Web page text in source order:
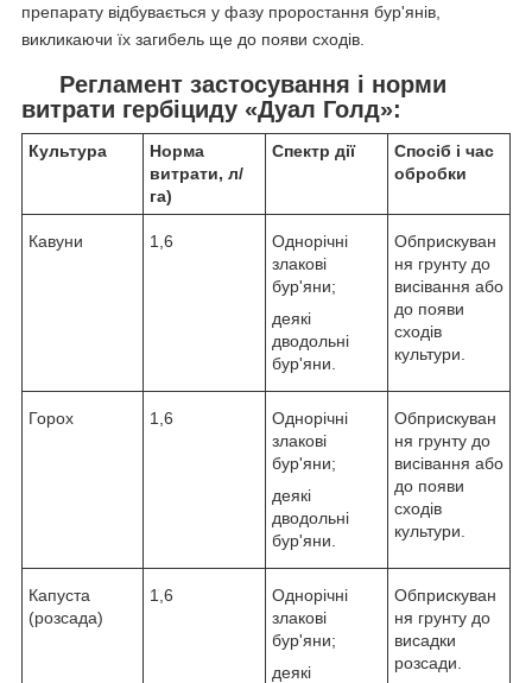
препарату відбувається у фазу проростання бур'янів,
викликаючи їх загибель ще до появи сходів.
Регламент застосування і норми
витрати гербіциду «Дуал Голд»:
Культура
Норма
витрати, л/
га)
Спектр дії
Спосіб і час
обробки
Кавуни 1,6
Однорічні
злакові
бур'яни;
деякі
дводольні
бур'яни.
Обприскуван
ня грунту до
висівання або
до появи
сходів
культури.
Горох 1,6
Однорічні
злакові
бур'яни;
деякі
дводольні
бур'яни.
Обприскуван
ня грунту до
висівання або
до появи
сходів
культури.
Капуста
(розсада)
1,6
Однорічні
злакові
бур'яни;
деякі
Обприскуван
ня грунту до
висадки
розсади.